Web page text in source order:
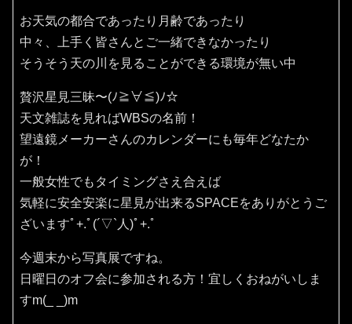
お天気の都合であったり月齢であったり
中々、上手く皆さんとご一緒できなかったり
そうそう天の川を見ることができる環境が無い中
贅沢星見三昧〜(ﾉ≧∀≦)ﾉ☆
天文雑誌を見ればWBSの名前！
望遠鏡メーカーさんのカレンダーにも毎年どなたか
が！
一般女性でもタイミングさえ合えば
気軽に安全安楽に星見が出来るSPACEをありがとうご
ざいますﾟ+.ﾟ(´▽`人)ﾟ+.ﾟ
今週末から写真展ですね。
日曜日のオフ会に参加される方！宜しくおねがいしま
すm(_ _)m